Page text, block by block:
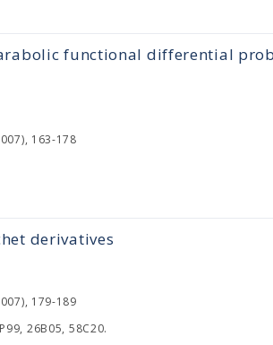
functional differential
163-178
derivatives
179-189
26B05, 58C20.